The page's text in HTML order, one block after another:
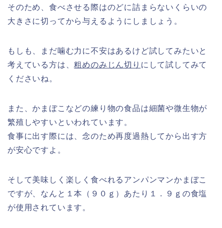
そのため、食べさせる際はのどに詰まらないくらいの
大きさに切ってから与えるようにしましょう。
もしも、まだ噛む力に不安はあるけど試してみたいと
考えている方は、粗めのみじん切り にして試してみて
くださいね。
また、かまぼこなどの練り物の食品は細菌や微生物が
繁殖しやすいといわれています。
食事に出す際には、念のため再度過熱してから出す方
が安心ですよ。
そして美味しく楽しく食べれるアンパンマンかまぼこ
ですが、なんと１本（９０ｇ）あたり１．９ｇの食塩
が使用されています。